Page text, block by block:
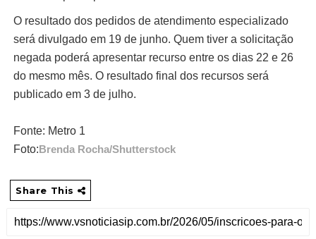
O resultado dos pedidos de atendimento especializado
será divulgado em 19 de junho. Quem tiver a solicitação
negada poderá apresentar recurso entre os dias 22 e 26
do mesmo mês. O resultado final dos recursos será
publicado em 3 de julho.
Fonte: Metro 1
Foto:Brenda Rocha/Shutterstock
Share This